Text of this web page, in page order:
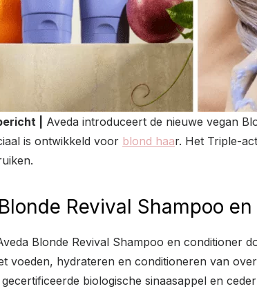
|
Aveda introduceert de nieuwe vegan
is ontwikkeld voor blond haar. Het Triple-
Revival Shampoo
Blonde Revival Shampoo en conditioner
voeden, hydrateren en conditioneren van
biologische sinaasappel en